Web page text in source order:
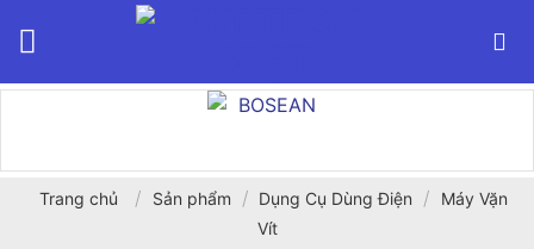
Trang chủ / Sản phẩm / Dụng Cụ Dùng Điện /
Máy Vặn
Vít